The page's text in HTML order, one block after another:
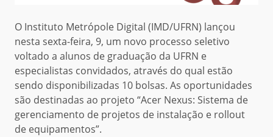
O Instituto Metrópole Digital (IMD/UFRN) lançou
nesta sexta-feira, 9, um novo processo seletivo
voltado a alunos de graduação da UFRN e
especialistas convidados, através do qual estão
sendo disponibilizadas 10 bolsas. As oportunidades
são destinadas ao projeto “Acer Nexus: Sistema de
gerenciamento de projetos de instalação e rollout
de equipamentos”.